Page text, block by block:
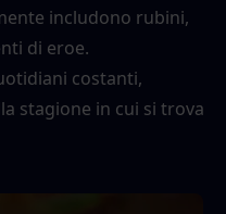
includono rubini,
di eroe.
costanti,
stagione in cui si trova